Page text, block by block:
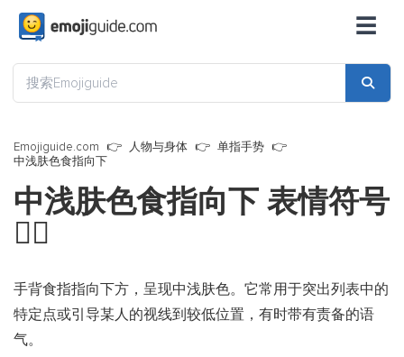
☰
Emojiguide.com 人物与身体
单指手势
中浅肤色食指向下
中浅肤色食指向下 表情符号
👇🏼
手背食指指向下方，呈现中浅肤色。它常用于突出列表中的
特定点或引导某人的视线到较低位置，有时带有责备的语
气。